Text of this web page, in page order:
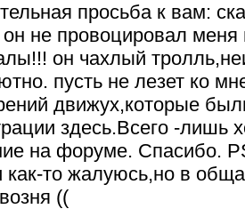
просьба к вам:
не провоцировал меня
он чахлый
пусть не лезет ко
движух,которые
здесь.Всего -лишь
на форуме. Спасибо.
как-то жалуюсь,но в
((